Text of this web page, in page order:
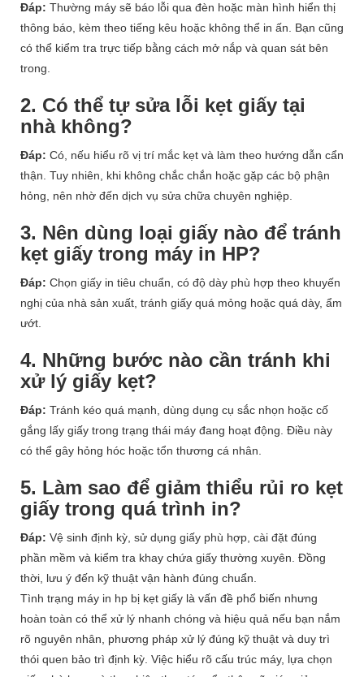
Đáp: Thường máy sẽ báo lỗi qua đèn hoặc màn hình hiển thị
thông báo, kèm theo tiếng kêu hoặc không thể in ấn. Bạn cũng
có thể kiểm tra trực tiếp bằng cách mở nắp và quan sát bên
trong.
2. Có thể tự sửa lỗi kẹt giấy tại
nhà không?
Đáp: Có, nếu hiểu rõ vị trí mắc kẹt và làm theo hướng dẫn cẩn
thận. Tuy nhiên, khi không chắc chắn hoặc gặp các bộ phận
hỏng, nên nhờ đến dịch vụ sửa chữa chuyên nghiệp.
3. Nên dùng loại giấy nào để tránh
kẹt giấy trong máy in HP?
Đáp: Chọn giấy in tiêu chuẩn, có độ dày phù hợp theo khuyến
nghị của nhà sản xuất, tránh giấy quá mỏng hoặc quá dày, ẩm
ướt.
4. Những bước nào cần tránh khi
xử lý giấy kẹt?
Đáp: Tránh kéo quá mạnh, dùng dụng cụ sắc nhọn hoặc cố
gắng lấy giấy trong trạng thái máy đang hoạt động. Điều này
có thể gây hỏng hóc hoặc tổn thương cá nhân.
5. Làm sao để giảm thiểu rủi ro kẹt
giấy trong quá trình in?
Đáp: Vệ sinh định kỳ, sử dụng giấy phù hợp, cài đặt đúng
phần mềm và kiểm tra khay chứa giấy thường xuyên. Đồng
thời, lưu ý đến kỹ thuật vận hành đúng chuẩn.
Tình trạng máy in hp bị kẹt giấy là vấn đề phổ biến nhưng
hoàn toàn có thể xử lý nhanh chóng và hiệu quả nếu bạn nắm
rõ nguyên nhân, phương pháp xử lý đúng kỹ thuật và duy trì
thói quen bảo trì định kỳ. Việc hiểu rõ cấu trúc máy, lựa chọn